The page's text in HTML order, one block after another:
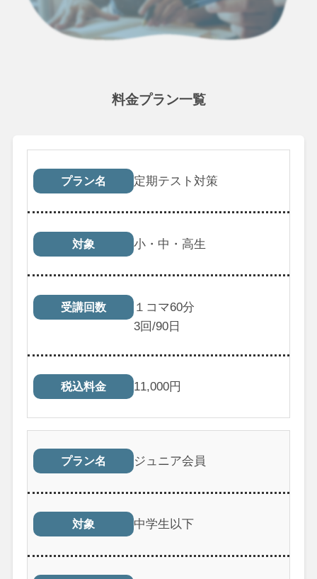
料金プラン一覧
プラン名 対象 受講回数
プラン名 定期テスト対策
対象 小・中・高生
受講回数
１コマ60分
3回/90日
税込料金 11,000円
プラン名 ジュニア会員
対象 中学生以下